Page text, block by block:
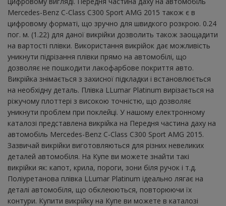
Mercedes-Benz C-Class C300 Sport AMG 2015 також є в
цифровому форматі, що зручно для швидкого розкрою. 0.24
пог. м. (1.22) для даної викрійки дозволить також заощадити
на вартості плівки. Використання викрійок дає можливість
уникнути підрізання плівки прямо на автомобілі, що
дозволяє не пошкодити лакофарбове покриття авто.
Викрійка знімається з захисної підкладки і встановлюється
на необхідну деталь. Плівка LLumar Platinum вирізається на
ріжучому плоттері з високою точністю, що дозволяє
уникнути проблем при поклейці. У нашому електронному
каталозі представлена ​​викрійка на Передня частина даху на
автомобіль Mercedes-Benz C-Class C300 Sport AMG 2015.
Зазвичай викрійки виготовляються для різних невеликих
деталей автомобіля. На Купе ви можете знайти такі
викрійки як: капот, крила, пороги, зони біля ручок і т.д.
Поліуретанова плівка LLumar Platinum ідеально лягає на
деталі автомобіля, що обклеюються, повторюючи їх
контури. Купити викрійку на Купе ви можете в каталозі